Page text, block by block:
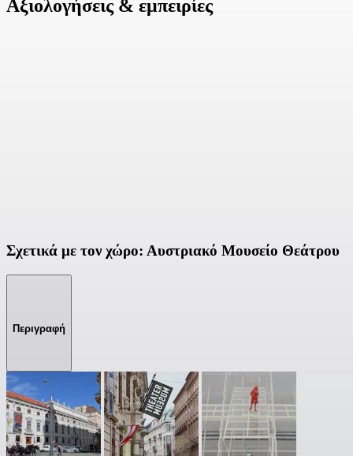
Αξιολογήσεις & εμπειρίες
Σχετικά με τον χώρο: Αυστριακό Μουσείο Θεάτρου
Περιγραφή